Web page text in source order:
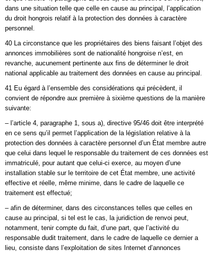
dans une situation telle que celle en cause au principal, l’application
du droit hongrois relatif à la protection des données à caractère
personnel.
40 La circonstance que les propriétaires des biens faisant l’objet des
annonces immobilières sont de nationalité hongroise n’est, en
revanche, aucunement pertinente aux fins de déterminer le droit
national applicable au traitement des données en cause au principal.
41 Eu égard à l’ensemble des considérations qui précèdent, il
convient de répondre aux première à sixième questions de la manière
suivante:
– l’article 4, paragraphe 1, sous a), directive 95/46 doit être interprété
en ce sens qu’il permet l’application de la législation relative à la
protection des données à caractère personnel d’un État membre autre
que celui dans lequel le responsable du traitement de ces données est
immatriculé, pour autant que celui-ci exerce, au moyen d’une
installation stable sur le territoire de cet État membre, une activité
effective et réelle, même minime, dans le cadre de laquelle ce
traitement est effectué;
– afin de déterminer, dans des circonstances telles que celles en
cause au principal, si tel est le cas, la juridiction de renvoi peut,
notamment, tenir compte du fait, d’une part, que l’activité du
responsable dudit traitement, dans le cadre de laquelle ce dernier a
lieu, consiste dans l’exploitation de sites Internet d’annonces